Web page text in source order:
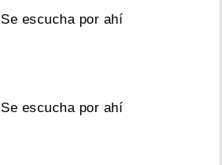
Se escucha por ahí
Se escucha por ahí